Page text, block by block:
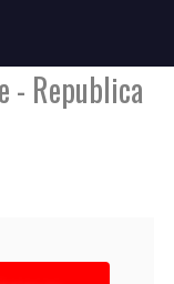
- Republica